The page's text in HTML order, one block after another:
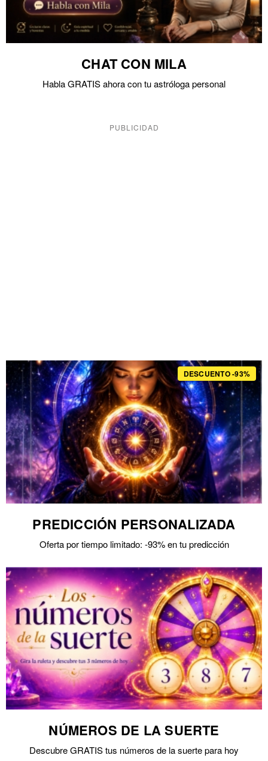
CHAT CON MILA
Habla GRATIS ahora con tu astróloga personal
DESCUENTO -93%
PREDICCIÓN PERSONALIZADA
Oferta por tiempo limitado: -93% en tu predicción
NÚMEROS DE LA SUERTE
Descubre GRATIS tus números de la suerte para hoy